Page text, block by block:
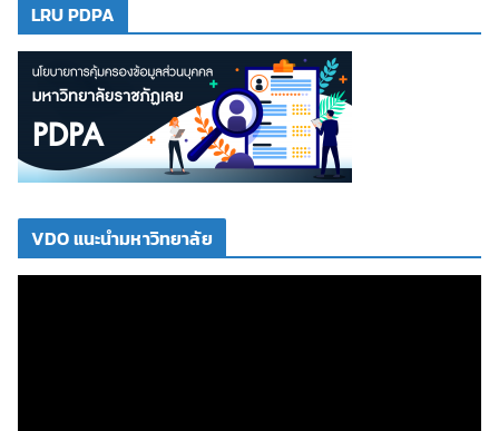
LRU PDPA
VDO แนะนำมหาวิทยาลัย